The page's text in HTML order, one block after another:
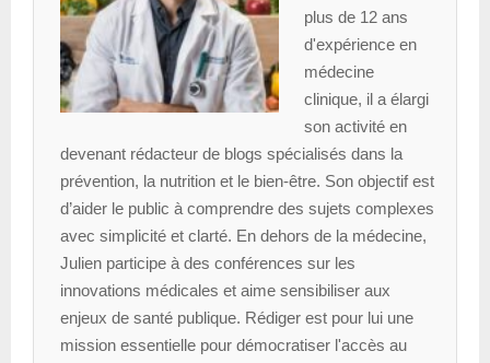
plus de 12 ans
d'expérience en
médecine
clinique, il a élargi
son activité en
devenant rédacteur de blogs spécialisés dans la
prévention, la nutrition et le bien-être. Son objectif est
d’aider le public à comprendre des sujets complexes
avec simplicité et clarté. En dehors de la médecine,
Julien participe à des conférences sur les
innovations médicales et aime sensibiliser aux
enjeux de santé publique. Rédiger est pour lui une
mission essentielle pour démocratiser l'accès au